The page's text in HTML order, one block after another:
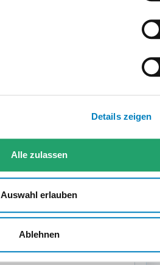
Details zeigen
Alle zulassen
Auswahl erlauben
Ablehnen